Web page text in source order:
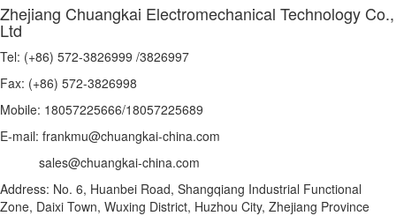
Zhejiang Chuangkai Electromechanical Technology Co.,
Ltd
Tel: (+86) 572-3826999 /3826997
Fax: (+86) 572-3826998
Mobile: 18057225666/18057225689
E-mail: frankmu@chuangkai-china.com
sales@chuangkai-china.com
Address: No. 6, Huanbei Road, Shangqiang Industrial Functional
Zone, Daixi Town, Wuxing District, Huzhou City, Zhejiang Province